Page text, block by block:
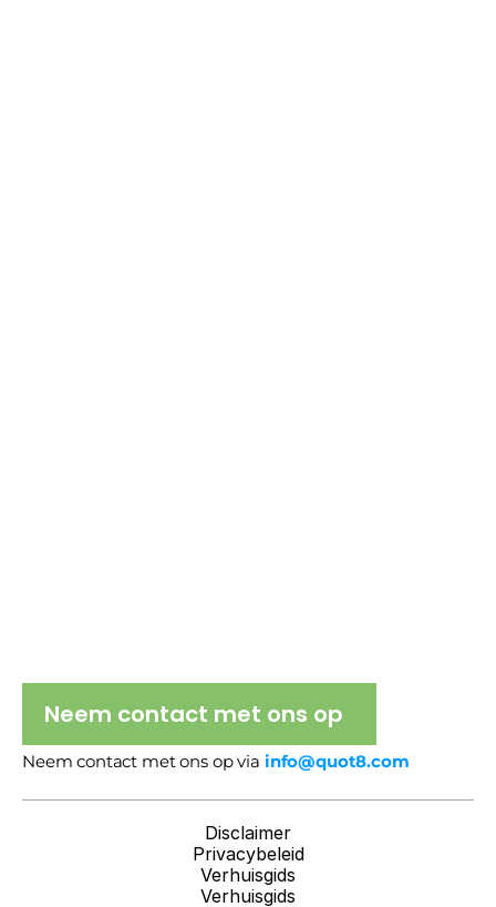
Neem contact met ons op
Neem contact met ons op via info@quot8.com
Disclaimer
Privacybeleid
Verhuisgids
Verhuisgids